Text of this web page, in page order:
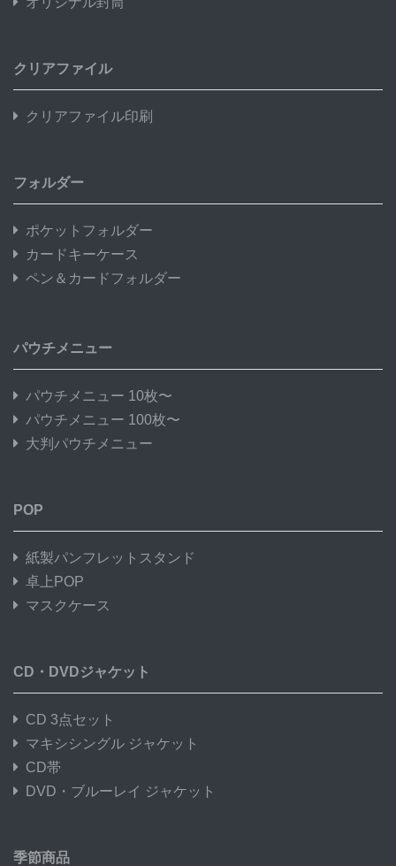
クリアファイル
クリアファイル印刷
フォルダー
ポケットフォルダー
カードキーケース
ペン＆カードフォルダー
パウチメニュー
パウチメニュー 10枚〜
パウチメニュー 100枚〜
大判パウチメニュー
POP
紙製パンフレットスタンド
卓上POP
マスクケース
CD・DVDジャケット
CD 3点セット
マキシシングル ジャケット
CD帯
DVD・ブルーレイ ジャケット
季節商品